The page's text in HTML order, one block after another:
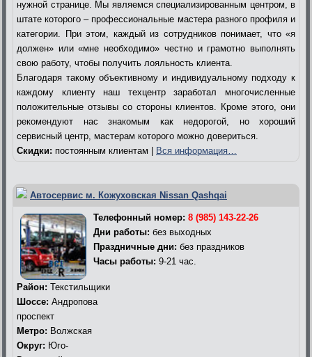
нужной странице. Мы являемся специализированным центром, в
штате которого – профессиональные мастера разного профиля и
категории. При этом, каждый из сотрудников понимает, что «я
должен» или «мне необходимо» честно и грамотно выполнять
свою работу, чтобы получить лояльность клиента.
Благодаря такому объективному и индивидуальному подходу к
каждому клиенту наш техцентр заработал многочисленные
положительные отзывы со стороны клиентов. Кроме этого, они
рекомендуют нас знакомым как недорогой, но хороший
сервисный центр, мастерам которого можно довериться.
Скидки: постоянным клиентам | Вся информация…
Автосервис м. Кожуховская Nissan Qashqai
Телефонный номер: 8 (985) 143-22-26
Дни работы: без выходных
Праздничные дни: без праздников
Часы работы: 9-21 час.
Район: Текстильщики
Шоссе: Андропова
проспект
Метро: Волжская
Округ: Юго-